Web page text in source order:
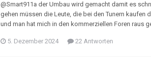
@Smart911a der Umbau wird gemacht damit es
gehen müssen die Leute, die bei den Tunern
und man hat mich in den kommerziellen Foren raus
5. Dezember 2024 22 Antworten